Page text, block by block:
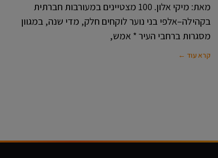
מאת: מיקי אלון. 100 מצטיינים במעורבות חברתית
בקהילה–אלפי בני נוער לוקחים חלק, מדי שנה, במגוון
מסגרות ברחבי העיר * אמש,
קרא עוד ←